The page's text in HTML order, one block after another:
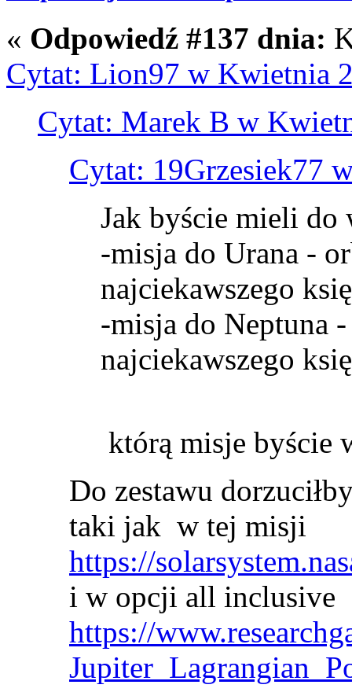
« Odpowiedź #137 dnia:
Cytat: Lion97 w Kwietnia
Cytat: Marek B w
Cytat: 19Grzesiek77
Jak byście mieli do
-misja do Urana -
najciekawszego
-misja do Neptuna
najciekawszego
którą misje byście
Do zestawu
taki jak w tej misji
https://
i w opcji all inclusive
https://